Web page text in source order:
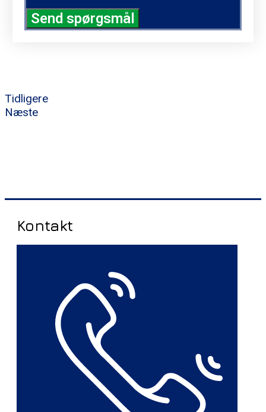
Send spørgsmål
Tidligere
Næste
Kontakt